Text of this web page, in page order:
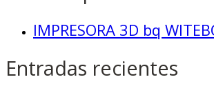
IMPRESORA 3D bq
Entradas recientes